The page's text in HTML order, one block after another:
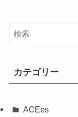
カテゴリー
ACEes